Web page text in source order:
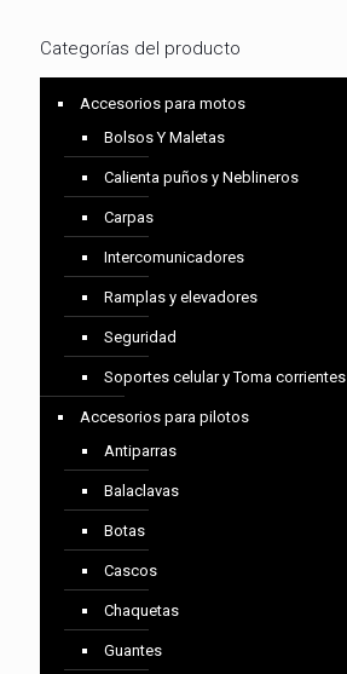
Categorías del producto
Accesorios para motos
Bolsos Y Maletas
Calienta puños y Neblineros
Carpas
Intercomunicadores
Ramplas y elevadores
Seguridad
Soportes celular y Toma corrientes
Accesorios para pilotos
Antiparras
Balaclavas
Botas
Cascos
Chaquetas
Guantes